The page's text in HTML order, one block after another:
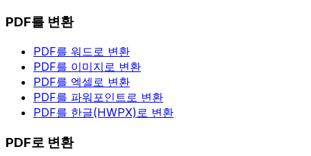
PDF를 변환
PDF를 워드로 변환
PDF를 이미지로 변환
PDF를 엑셀로 변환
PDF를 파워포인트로 변환
PDF를 한글(HWPX)로 변환
PDF로 변환